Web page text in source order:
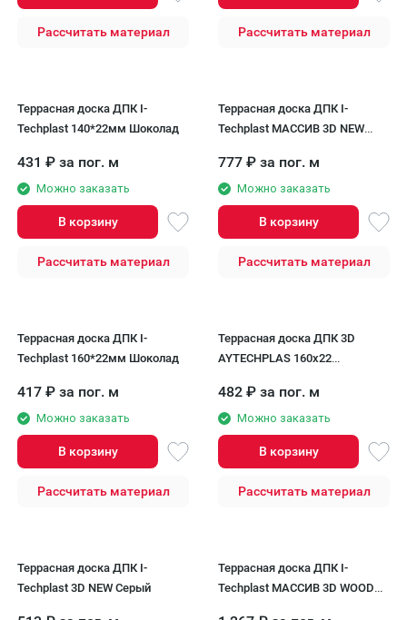
Рассчитать материал Рассчитать материал
Террасная доска ДПК I-
Techplast 140*22мм Шоколад
431 ₽ за пог. м
Можно заказать
В корзину
Рассчитать материал
Террасная доска ДПК I-
Techplast МАССИВ 3D NEW
777 ₽ за пог. м
Можно заказать
В корзину
Рассчитать материал
Террасная доска ДПК I-
Techplast 160*22мм Шоколад
417 ₽ за пог. м
Можно заказать
В корзину
Рассчитать материал
Террасная доска ДПК 3D
AYTECHPLAS 160х22
482 ₽ за пог. м
Можно заказать
В корзину
Рассчитать материал
Террасная доска ДПК I-
Techplast 3D NEW Серый
Террасная доска ДПК I-
Techplast МАССИВ 3D WOOD